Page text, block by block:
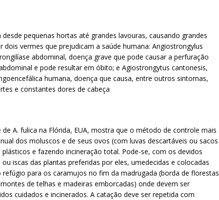
pequenas hortas até grandes lavouras, causando grandes
dois vermes que prejudicam a saúde humana: Angiostrongylus
abdominal, doença grave que pode causar a perfuração
e pode resultar em óbito; e Agiostrongytus cantonesis,
humana, doença que causa, entre outros sintomas,
e constantes dores de cabeça
A. fulica na Flórida, EUA, mostra que o método de controle mais
dos moluscos e de seus ovos (com luvas descartáveis ou sacos
e fazendo incineração total. Pode-se, com os devidos
iscas das plantas preferidas por eles, umedecidas e colocadas
para os caramujos no fim da madrugada (borda de florestas
de telhas e madeiras emborcadas) onde devem ser
cuidados e incinerados. A catação deve ser repetida com